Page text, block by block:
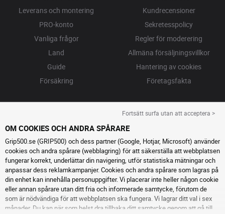
Leverans och montering
PRO-konto
Vanliga frågor
Land
Guide
Försäkring
Kundrecensioner
Sekretesspolicy
Regler för moderering
Allmäna försäljningsvillkor
Hantering av cookies
Företagsfakta
Fortsätt surfa utan att acceptera >
OM COOKIES OCH ANDRA SPÅRARE
Grip500.se (GRIP500) och dess partner (Google, Hotjar, Microsoft) använder
cookies och andra spårare (webblagring) för att säkerställa att webbplatsen
fungerar korrekt, underlättar din navigering, utför statistiska mätningar och
anpassar dess reklamkampanjer. Cookies och andra spårare som lagras på
din enhet kan innehålla personuppgifter. Vi placerar inte heller någon cookie
eller annan spårare utan ditt fria och informerade samtycke, förutom de
som är nödvändiga för att webbplatsen ska fungera. Vi lagrar ditt val i sex
månader. Du kan när som helst dra tillbaka ditt samtycke genom att gå till